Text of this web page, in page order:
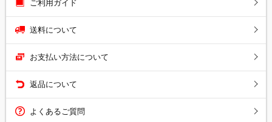
ご利用ガイド
送料について
お支払い方法について
返品について
よくあるご質問